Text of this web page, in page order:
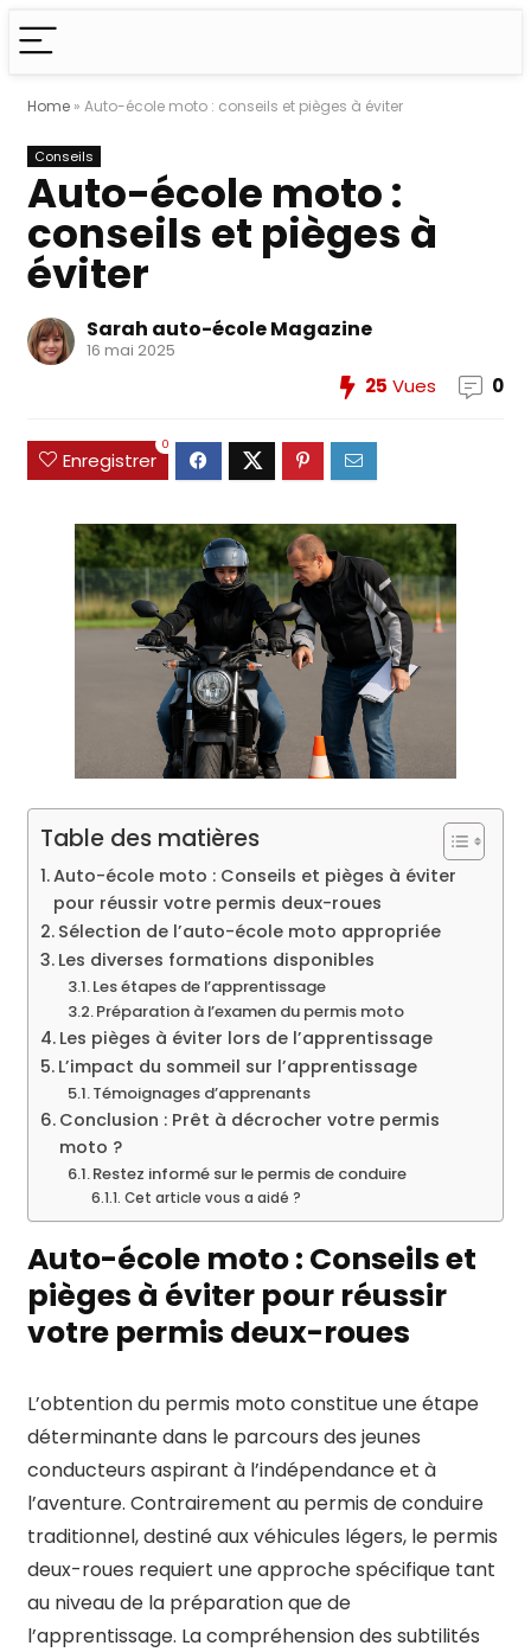
Home » Auto-école moto : conseils et pièges à éviter
Conseils
Auto-école moto :
conseils et pièges à
éviter
Sarah auto-école Magazine
16 mai 2025
25 Vues 0
Enregistrer
0
Table des matières
Auto-école moto : Conseils et pièges à éviter
pour réussir votre permis deux-roues
Sélection de l’auto-école moto appropriée
Les diverses formations disponibles
Les étapes de l’apprentissage
Préparation à l’examen du permis moto
Les pièges à éviter lors de l’apprentissage
L’impact du sommeil sur l’apprentissage
Témoignages d’apprenants
Conclusion : Prêt à décrocher votre permis
moto ?
Restez informé sur le permis de conduire
Cet article vous a aidé ?
Auto-école moto : Conseils et
pièges à éviter pour réussir
votre permis deux-roues
L’obtention du permis moto constitue une étape
déterminante dans le parcours des jeunes
conducteurs aspirant à l’indépendance et à
l’aventure. Contrairement au permis de conduire
traditionnel, destiné aux véhicules légers, le permis
deux-roues requiert une approche spécifique tant
au niveau de la préparation que de
l’apprentissage. La compréhension des subtilités